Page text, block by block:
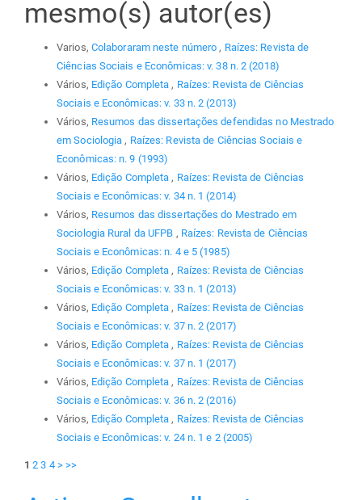
mesmo(s) autor(es)
Varios, Colaboraram neste número , Raízes: Revista de
Ciências Sociais e Econômicas: v. 38 n. 2 (2018)
Vários, Edição Completa , Raízes: Revista de Ciências
Sociais e Econômicas: v. 33 n. 2 (2013)
Vários, Resumos das dissertações defendidas no Mestrado
em Sociologia , Raízes: Revista de Ciências Sociais e
Econômicas: n. 9 (1993)
Vários, Edição Completa , Raízes: Revista de Ciências
Sociais e Econômicas: v. 34 n. 1 (2014)
Vários, Resumos das dissertações do Mestrado em
Sociologia Rural da UFPB , Raízes: Revista de Ciências
Sociais e Econômicas: n. 4 e 5 (1985)
Vários, Edição Completa , Raízes: Revista de Ciências
Sociais e Econômicas: v. 33 n. 1 (2013)
Vários, Edição Completa , Raízes: Revista de Ciências
Sociais e Econômicas: v. 37 n. 2 (2017)
Vários, Edição Completa , Raízes: Revista de Ciências
Sociais e Econômicas: v. 37 n. 1 (2017)
Vários, Edição Completa , Raízes: Revista de Ciências
Sociais e Econômicas: v. 36 n. 2 (2016)
Vários, Edição Completa , Raízes: Revista de Ciências
Sociais e Econômicas: v. 24 n. 1 e 2 (2005)
1 2 3 4 > >>